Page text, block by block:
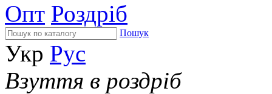
Опт Роздріб
Пошук
Укр Рус
Взуття в роздріб